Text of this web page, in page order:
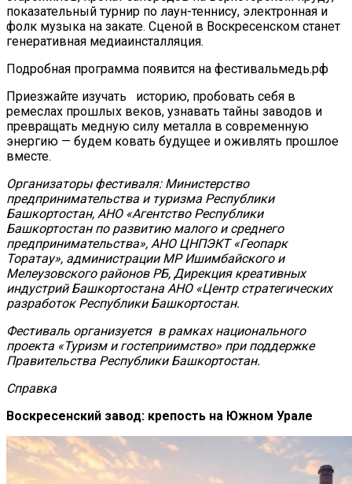
показательный турнир по лаун-теннису, электронная и
фолк музыка на закате. Сценой в Воскресенском станет
генеративная медиаинсталляция.
Подробная программа появится на фестивальмедь.рф
Приезжайте изучать историю, пробовать себя в
ремеслах прошлых веков, узнавать тайны заводов и
превращать медную силу металла в современную
энергию — будем ковать будущее и оживлять прошлое
вместе.
Организаторы фестиваля: Министерство
предпринимательства и туризма Республики
Башкортостан, АНО «Агентство Республики
Башкортостан по развитию малого и среднего
предпринимательства», АНО ЦНПЭКТ «Геопарк
Торатау», администрации МР Ишимбайского и
Мелеузовского районов РБ, Дирекция креативных
индустрий Башкортостана АНО «Центр стратегических
разработок Республики Башкортостан.
Фестиваль организуется в рамках национального
проекта «Туризм и гостеприимство» при поддержке
Правительства Республики Башкортостан.
Справка
Воскресенский завод: крепость на Южном Урале